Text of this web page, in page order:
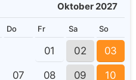
Oktober 2027
Do Fr Sa So
01 02 03
07 08 09 10